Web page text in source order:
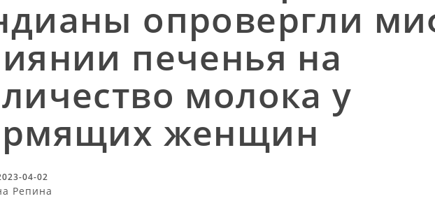
опровергли
печенья на
молока у
женщин
04-02
Репина